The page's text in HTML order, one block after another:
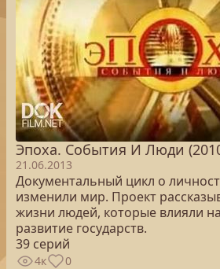
Эпоха. Cобытия И Люди
21.06.2013
Документальный цикл о
изменили мир. Проект
жизни людей, которые влияли
развитие государств.
39 серий
4к 0